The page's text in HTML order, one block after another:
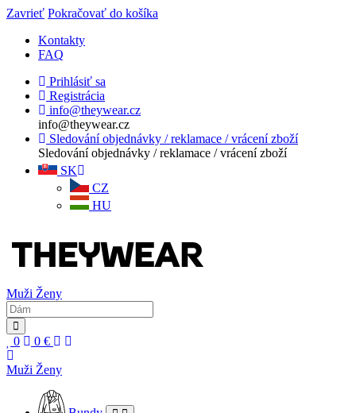
Zavrieť Pokračovať do košíka
Kontakty
FAQ
Prihlásiť sa
Registrácia
info@theywear.cz
info@theywear.cz
Sledování objednávky / reklamace / vrácení zboží
Sledování objednávky / reklamace / vrácení zboží
SK
CZ
HU
Muži Ženy
0 0 €
Muži Ženy